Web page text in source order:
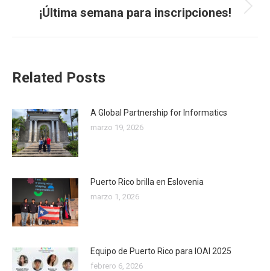
Next
¡Última semana para inscripciones!
Related Posts
A Global Partnership for Informatics
marzo 19, 2026
Puerto Rico brilla en Eslovenia
marzo 1, 2026
Equipo de Puerto Rico para IOAI 2025
febrero 6, 2026